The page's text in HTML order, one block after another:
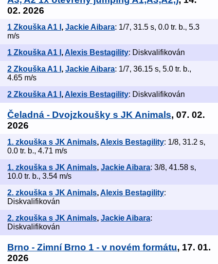
02. 2026
1 Zkouška A1 I , Jackie Aibara: 1/7, 31.5 s, 0.0 tr. b., 5.3
m/s
1 Zkouška A1 I , Alexis Bestagility: Diskvalifikován
2 Zkouška A1 I , Jackie Aibara: 1/7, 36.15 s, 5.0 tr. b.,
4.65 m/s
2 Zkouška A1 I , Alexis Bestagility: Diskvalifikován
Čeladná - Dvojzkoušky s JK Animals, 07. 02.
2026
1. zkouška s JK Animals,Alexis Bestagility: 1/8, 31.2 s,
0.0 tr. b., 4.71 m/s
1. zkouška s JK Animals, Jackie Aibara: 3/8, 41.58 s,
10.0 tr. b., 3.54 m/s
2. zkouška s JK Animals,Alexis Bestagility:
Diskvalifikován
2. zkouška s JK Animals, Jackie Aibara:
Diskvalifikován
Brno - Zimní Brno 1 - v novém formátu, 17. 01.
2026